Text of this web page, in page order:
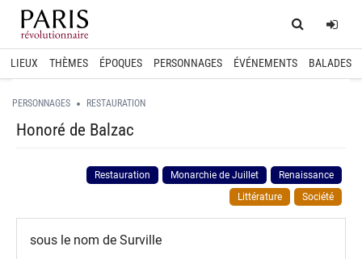
Home
LIEUX THÈMES ÉPOQUES PERSONNAGES ÉVÉNEMENTS BALADES
PERSONNAGES RESTAURATION
Honoré de Balzac
Restauration Monarchie de Juillet
Renaissance
Littérature
Société
sous le nom de Surville